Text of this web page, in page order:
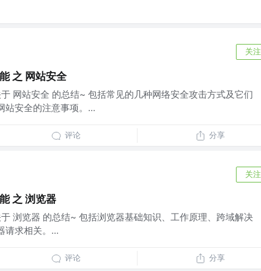
关注
之 网站安全
网站安全 的总结~ 包括常见的几种网络安全攻击方式及它们
站安全的注意事项。...
评论 分享
关注
之 浏览器
浏览器 的总结~ 包括浏览器基础知识、工作原理、跨域解决
请求相关。...
评论 分享